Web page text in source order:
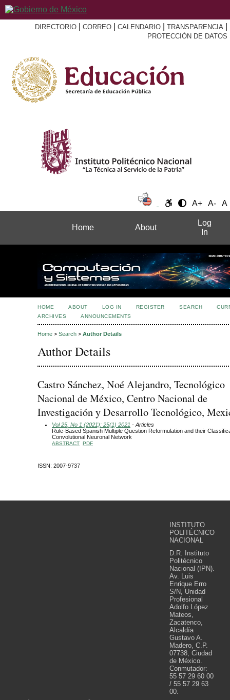
DIRECTORIO CORREO CALENDARIO TRANSPARENCIA
PROTECCIÓN DE DATOS
A+ A- A
Home About
Log
In
HOME ABOUT LOG IN REGISTER SEARCH
ARCHIVES
ANNOUNCEMENTS
Home > Search > Author Details
Author Details
Castro Sánchez, Noé Alejandro, Tecnológico
Nacional de México, Centro Nacional de
Investigación y Desarrollo Tecnológico,
Vol 25, No 1 (2021): 25(1) 2021 - Articles
Rule-Based Spanish Multiple Question Reformulation and their
Convolutional Neuronal Network
ABSTRACT PDF
ISSN: 2007-9737
INSTITUTO
POLITÉCNICO
NACIONAL
D.R. Instituto
Politécnico
Nacional (IPN).
Av. Luis
Enrique Erro
S/N, Unidad
Profesional
Adolfo López
Mateos,
Zacatenco,
Alcaldía
Gustavo A.
Madero, C.P.
07738, Ciudad
de México.
Conmutador:
55 57 29 60 00
/ 55 57 29 63
00.